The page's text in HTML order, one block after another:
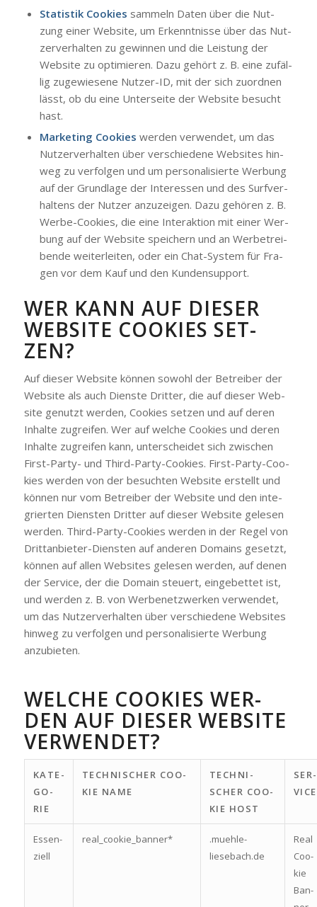
Sta­tis­tik Coo­kies sam­meln Daten über die Nut­
zung einer Web­site, um Erkennt­nis­se über das Nut­
zer­ver­hal­ten zu gewin­nen und die Leis­tung der
Web­site zu opti­mie­ren. Dazu gehört z. B. eine zufäl­
lig zuge­wie­se­ne Nut­zer-ID, mit der sich zuord­nen
lässt, ob du eine Unter­sei­te der Web­site besucht
hast.
Mar­ke­ting Coo­kies wer­den ver­wen­det, um das
Nut­zer­ver­hal­ten über ver­schie­de­ne Web­sites hin­
weg zu ver­fol­gen und um per­so­na­li­sier­te Wer­bung
auf der Grund­la­ge der Inter­es­sen und des Surf­ver­
hal­tens der Nut­zer anzu­zei­gen. Dazu gehö­ren z. B.
Wer­be-Coo­kies, die eine Inter­ak­ti­on mit einer Wer­
bung auf der Web­site spei­chern und an Wer­be­trei­
ben­de wei­ter­lei­ten, oder ein Chat-Sys­tem für Fra­
gen vor dem Kauf und den Kun­den­sup­port.
WER KANN AUF DIE­SER
WEB­SITE COO­KIES SET­
ZEN?
Auf die­ser Web­site kön­nen sowohl der Betrei­ber der
Web­site als auch Diens­te Drit­ter, die auf die­ser Web­
site genutzt wer­den, Coo­kies set­zen und auf deren
Inhal­te zugrei­fen. Wer auf wel­che Coo­kies und deren
Inhal­te zugrei­fen kann, unter­schei­det sich zwi­schen
First-Par­ty- und Third-Par­ty-Coo­kies. First-Par­ty-Coo­
kies wer­den von der besuch­ten Web­site erstellt und
kön­nen nur vom Betrei­ber der Web­site und den inte­
grier­ten Diens­ten Drit­ter auf die­ser Web­site gele­sen
wer­den. Third-Par­ty-Coo­kies wer­den in der Regel von
Dritt­an­bie­ter-Diens­ten auf ande­ren Domains gesetzt,
kön­nen auf allen Web­sites gele­sen wer­den, auf denen
der Ser­vice, der die Domain steu­ert, ein­ge­bet­tet ist,
und wer­den z. B. von Wer­be­netz­wer­ken ver­wen­det,
um das Nut­zer­ver­hal­ten über ver­schie­de­ne Web­sites
hin­weg zu ver­fol­gen und per­so­na­li­sier­te Wer­bung
anzu­bie­ten.
WEL­CHE COO­KIES WER­
DEN AUF DIE­SER WEB­SITE
VER­WEN­DET?
KATE­
GO­
RIE
TECH­NI­SCHER COO­
KIE NAME
TECH­NI­
SCHER COO­
KIE HOST
SER­
VICE
Essen­
zi­ell
real_cookie_banner*
.muehle-
liesebach.de
Real
Coo­
kie
Ban­